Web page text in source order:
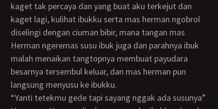
kaget tak percaya dan yang buat aku terkejut dan
kaget lagi, kulihat ibukku serta mas herman ngobrol
diselingi dengan ciuman bibir, mana tangan mas
Herman ngeremas susu ibuk juga dan parahnya ibuk
malah menaikan tangtopnya membuat payudara
besarnya tersembul keluar, dan mas herman pun
langsung menyusu ke ibukku.
“Yanti tetekmu gede tapi sayang nggak ada susunya”